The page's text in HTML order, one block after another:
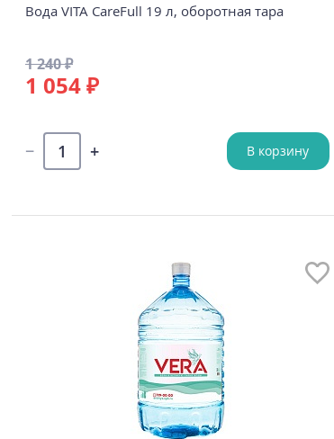
Вода VITA CareFull 19 л, оборотная тара
1 240 ₽
1 054 ₽
В корзину